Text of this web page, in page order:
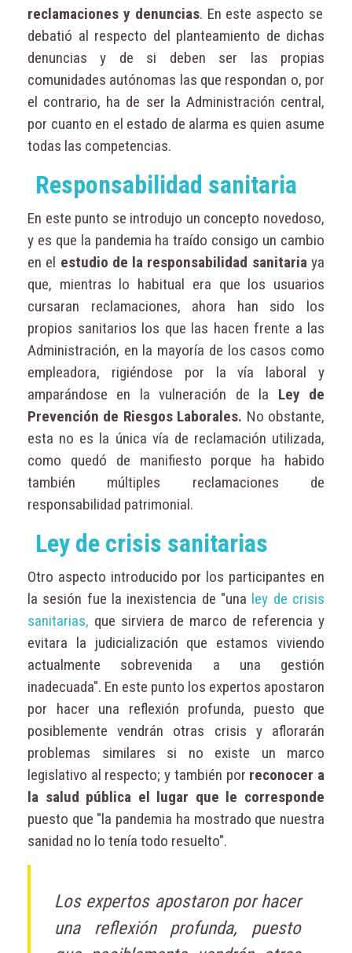
reclamaciones y denuncias. En este aspecto se
debatió al respecto del planteamiento de dichas
denuncias y de si deben ser las propias
comunidades autónomas las que respondan o, por
el contrario, ha de ser la Administración central,
por cuanto en el estado de alarma es quien asume
todas las competencias.
Responsabilidad sanitaria
En este punto se introdujo un concepto novedoso,
y es que la pandemia ha traído consigo un cambio
en el estudio de la responsabilidad sanitariaya
que, mientras lo habitual era que los usuarios
cursaran reclamaciones, ahora han sido los
propios sanitarios los que las hacen frente a las
Administración, en la mayoría de los casos como
empleadora, rigiéndose por la vía laboral y
amparándose en la vulneración de la Ley de
Prevención de Riesgos Laborales. No obstante,
esta no es la única vía de reclamación utilizada,
como quedó de manifiesto porque ha habido
también múltiples reclamaciones de
responsabilidad patrimonial.
Ley de crisis sanitarias
Otro aspecto introducido por los participantes en
la sesión fue la inexistencia de "una ley de crisis
sanitarias, que sirviera de marco de referencia y
evitara la judicialización que estamos viviendo
actualmente sobrevenida a una gestión
inadecuada". En este punto los expertos apostaron
por hacer una reflexión profunda, puesto que
posiblemente vendrán otras crisis y aflorarán
problemas similares si no existe un marco
legislativo al respecto; y también por reconocer a
la salud pública el lugar que le corresponde
puesto que "la pandemia ha mostrado que nuestra
sanidad no lo tenía todo resuelto".
Los expertos apostaron por hacer
una reflexión profunda, puesto